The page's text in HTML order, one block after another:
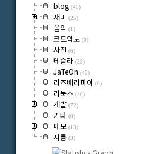
blog (40)
재미 (25)
음악 (1)
코드악보 (0)
사진 (6)
테슬라 (23)
JaTeOn (40)
라즈베리파이 (0)
리눅스 (40)
개발 (72)
기타 (0)
메모 (13)
지름 (3)